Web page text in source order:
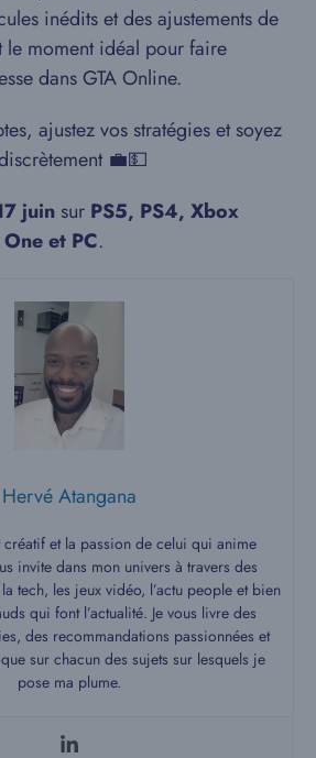
inédits et des ajustements de
le moment idéal pour faire
dans GTA Online.
ajustez vos stratégies et soyez
💼💵
juin sur PS5, PS4, Xbox
et PC.
Hervé Atangana
créatif et la passion de celui qui anime
invite dans mon univers à travers des
tech, les jeux vidéo, l’actu people et bien
qui font l’actualité. Je vous livre des
des recommandations passionnées et
sur chacun des sujets sur lesquels je
pose ma plume.